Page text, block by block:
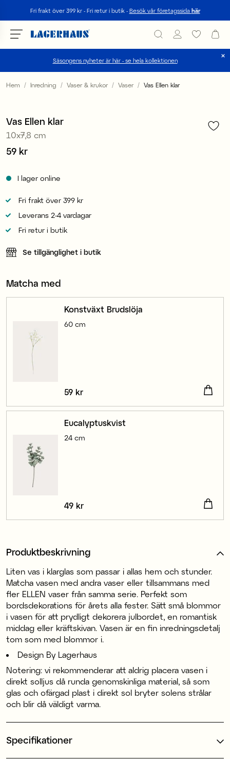
Fri frakt över 399 kr - Fri retur i butik - Besök vår företagssida här
Säsongens nyheter är här - se hela kollektionen
Välj språk / valuta
FI / EUR
Hem Inredning Vaser & krukor Vaser Vas Ellen klar
Vas Ellen klar
10x7,8 cm
Pris:59 kr
59 kr
I lager online
Fri frakt över 399 kr
Leverans 2-4 vardagar
Fri retur i butik
Se tillgänglighet i butik
Matcha med
Konstväxt Brudslöja
60 cm
Pris:
59 kr
Eucalyptuskvist
24 cm
Pris:49 kr
49 kr
Produktbeskrivning
Liten vas i klarglas som passar i allas hem och stunder.
Matcha vasen med andra vaser eller tillsammans med
fler ELLEN vaser från samma serie. Perfekt som
bordsdekorations för årets alla fester. Sätt små blommor
i vasen för att prydligt dekorera julbordet, en romantisk
middag eller kräftskivan. Vasen är en fin inredningsdetalj
tom som med blommor i.
Design By Lagerhaus
Notering: vi rekommenderar att aldrig placera vasen i
direkt solljus då runda genomskinliga material, så som
glas och ofärgad plast i direkt sol bryter solens strålar
och blir då väldigt varma.
Specifikationer